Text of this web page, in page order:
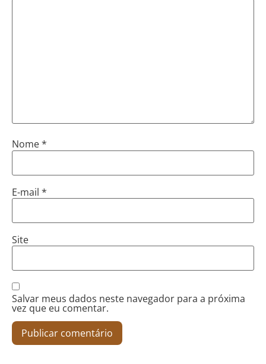
Nome*
E-mail *
Site
Salvar meus dados neste navegador para a próxima
vez que eu comentar.